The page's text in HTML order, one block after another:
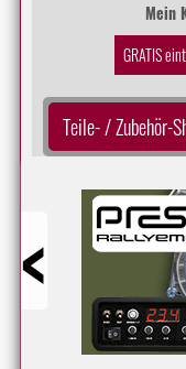
Mein
GRATIS
Teile- / Zubehör-